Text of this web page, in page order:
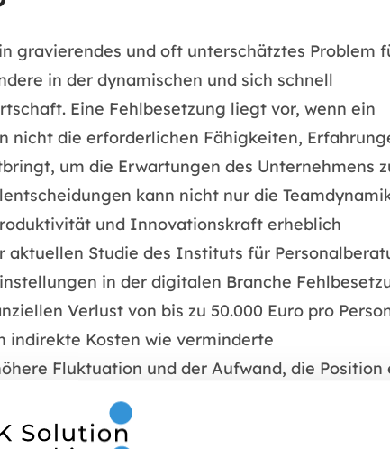
gravierendes und oft unterschätztes Problem
in der dynamischen und sich schnell
Eine Fehlbesetzung liegt vor, wenn ein
nicht die erforderlichen Fähigkeiten,
um die Erwartungen des Unternehmens
kann nicht nur die
und Innovationskraft erheblich
aktuellen Studie des Instituts für
in der digitalen Branche
Verlust von bis zu 50.000 Euro pro
indirekte Kosten wie verminderte
Fluktuation und der Aufwand, die Position
der Talente rar sind und Unternehmen um die
entscheidend, die Ursachen von